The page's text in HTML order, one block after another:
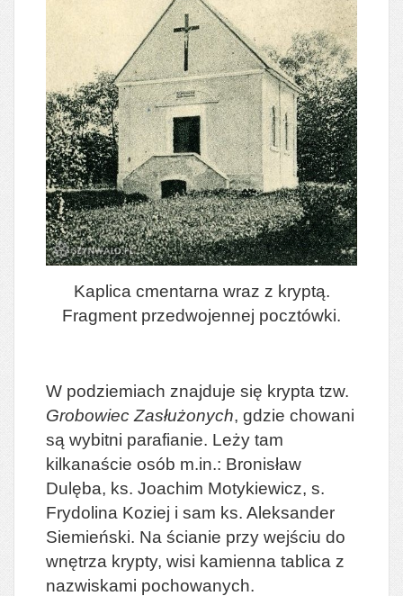
Kaplica cmentarna wraz z kryptą.
Fragment przedwojennej pocztówki.
W podziemiach znajduje się krypta tzw.
Grobowiec Zasłużonych, gdzie chowani
są wybitni parafianie. Leży tam
kilkanaście osób m.in.: Bronisław
Dulęba, ks. Joachim Motykiewicz, s.
Frydolina Koziej i sam ks. Aleksander
Siemieński. Na ścianie przy wejściu do
wnętrza krypty, wisi kamienna tablica z
nazwiskami pochowanych.